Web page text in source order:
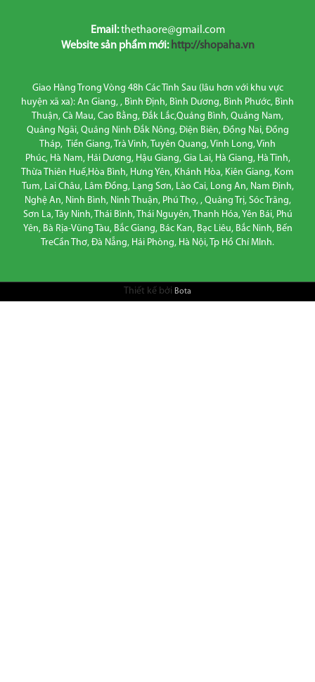
Email:thethaore@gmail.com
Website sản phẩm mới: http://shopaha.vn
Giao Hàng Trong Vòng 48h Các Tỉnh Sau (lâu hơn với khu vực
huyện xã xa): An Giang, , Bình Định, Bình Dương, Bình Phước, Bình
Thuận, Cà Mau, Cao Bằng, Đắk Lắc,Quảng Bình, Quảng Nam,
Quảng Ngãi, Quảng Ninh Đắk Nông, Điện Biên, Đồng Nai, Đồng
Tháp, Tiền Giang, Trà Vinh, Tuyên Quang, Vĩnh Long, Vĩnh
Phúc, Hà Nam, Hải Dương, Hậu Giang, Gia Lai, Hà Giang, Hà Tĩnh,
Thừa Thiên Huế,Hòa Bình, Hưng Yên, Khánh Hòa, Kiên Giang, Kom
Tum, Lai Châu, Lâm Đồng, Lạng Sơn, Lào Cai, Long An, Nam Định,
Nghệ An, Ninh Bình, Ninh Thuận, Phú Thọ, , Quảng Trị, Sóc Trăng,
Sơn La, Tây Ninh, Thái Bình, Thái Nguyên, Thanh Hóa, Yên Bái, Phú
Yên, Bà Rịa-Vũng Tàu, Bắc Giang, Bác Kan, Bạc Liêu, Bắc Ninh, Bến
TreCần Thơ, Đà Nẵng, Hải Phòng, Hà Nội, Tp Hồ Chí MInh.
Thiết kế bởi Bota